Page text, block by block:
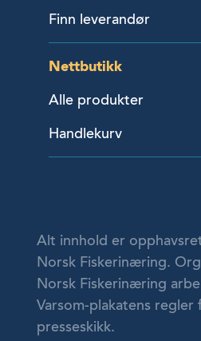
Finn leverandør
Nettbutikk
Alle produkter
Handlekurv
Alt innhold er
Norsk Fiskerinæring.
Norsk Fiskerinæring
Varsom-plakatens regler
presseskikk.